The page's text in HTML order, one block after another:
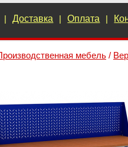
| Доставка | Оплата |
мебель /